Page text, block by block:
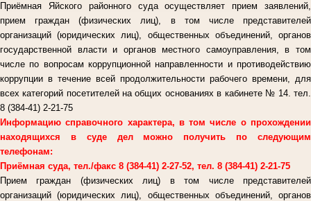
Приёмная Яйского районного суда осуществляет прием заявлений,
прием граждан (физических лиц), в том числе представителей
организаций (юридических лиц), общественных объединений, органов
государственной власти и органов местного самоуправления, в том
числе по вопросам коррупционной направленности и противодействию
коррупции в течение всей продолжительности рабочего времени, для
всех категорий посетителей на общих основаниях в кабинете № 14. тел.
8 (384-41) 2-21-75
Информацию справочного характера, в том числе о прохождении
находящихся в суде дел можно получить по следующим
телефонам:
Приёмная суда, тел./факс 8 (384-41) 2-27-52, тел. 8 (384-41) 2-21-75
Прием граждан (физических лиц) в том числе представителей
организаций (юридических лиц), общественных объединений, органов